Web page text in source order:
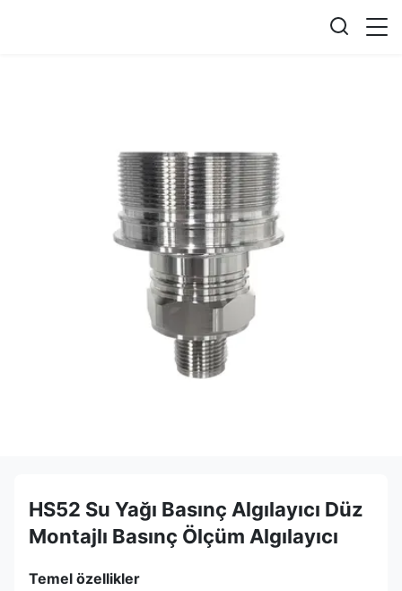
HS52 Su Yağı Basınç Algılayıcı Düz
Montajlı Basınç Ölçüm Algılayıcı
Temel özellikler